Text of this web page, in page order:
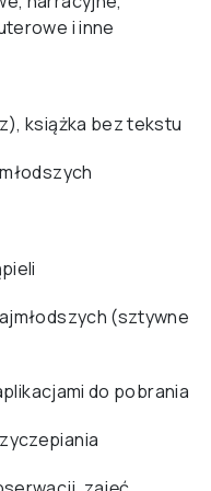
i inne
książka bez tekstu
(sztywne
do pobrania